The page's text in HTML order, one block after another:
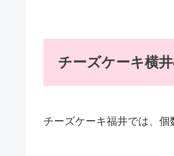
チーズケーキ横
チーズケーキ福井では、個